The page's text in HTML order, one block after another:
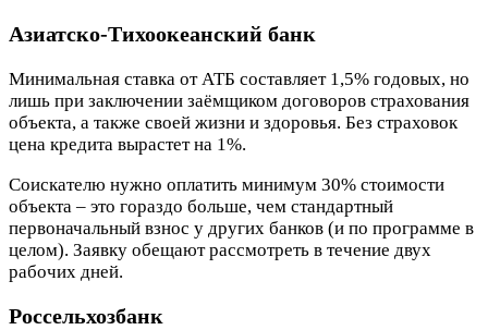
Азиатско-Тихоокеанский банк
Минимальная ставка от АТБ составляет 1,5% годовых, но
лишь при заключении заёмщиком договоров страхования
объекта, а также своей жизни и здоровья. Без страховок
цена кредита вырастет на 1%.
Соискателю нужно оплатить минимум 30% стоимости
объекта – это гораздо больше, чем стандартный
первоначальный взнос у других банков (и по программе в
целом). Заявку обещают рассмотреть в течение двух
рабочих дней.
Россельхозбанк